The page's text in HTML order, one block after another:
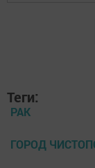
Теги:
РАК
ГОРОД